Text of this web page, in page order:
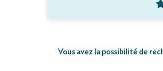
Vous avez la possibilité de